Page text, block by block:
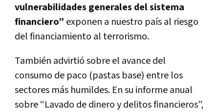
vulnerabilidades generales del sistema
financiero” exponen a nuestro país al riesgo
del financiamiento al terrorismo.
También advirtió sobre el avance del
consumo de paco (pastas base) entre los
sectores más humildes. En su informe anual
sobre “Lavado de dinero y delitos financieros”,